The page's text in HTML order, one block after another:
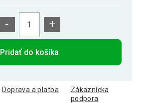
- +
Pridať do košíka
Doprava a platba
Zákaznícka
podpora